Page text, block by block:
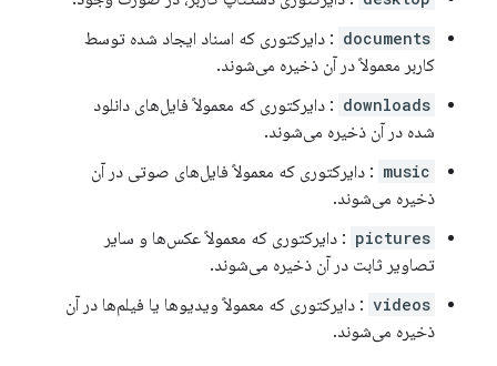
documents : دایرکتوری که اسناد ایجاد شده توسط
کاربر معمولاً در آن ذخیره می‌شوند.
downloads : دایرکتوری که معمولاً فایل‌های دانلود
شده در آن ذخیره می‌شوند.
music : دایرکتوری که معمولاً فایل‌های صوتی در آن
ذخیره می‌شوند.
pictures : دایرکتوری که معمولاً عکس‌ها و سایر
تصاویر ثابت در آن ذخیره می‌شوند.
videos : دایرکتوری که معمولاً ویدیوها یا فیلم‌ها در آن
ذخیره می‌شوند.